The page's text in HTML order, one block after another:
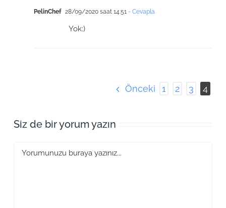
PelinChef 28/09/2020 saat 14:51 - Cevapla
Yok:)
Önceki 1 2 3 4
Siz de bir yorum yazın